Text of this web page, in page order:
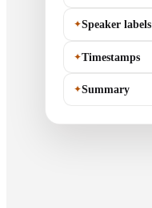
✦Speaker labels
✦Timestamps
✦Summary